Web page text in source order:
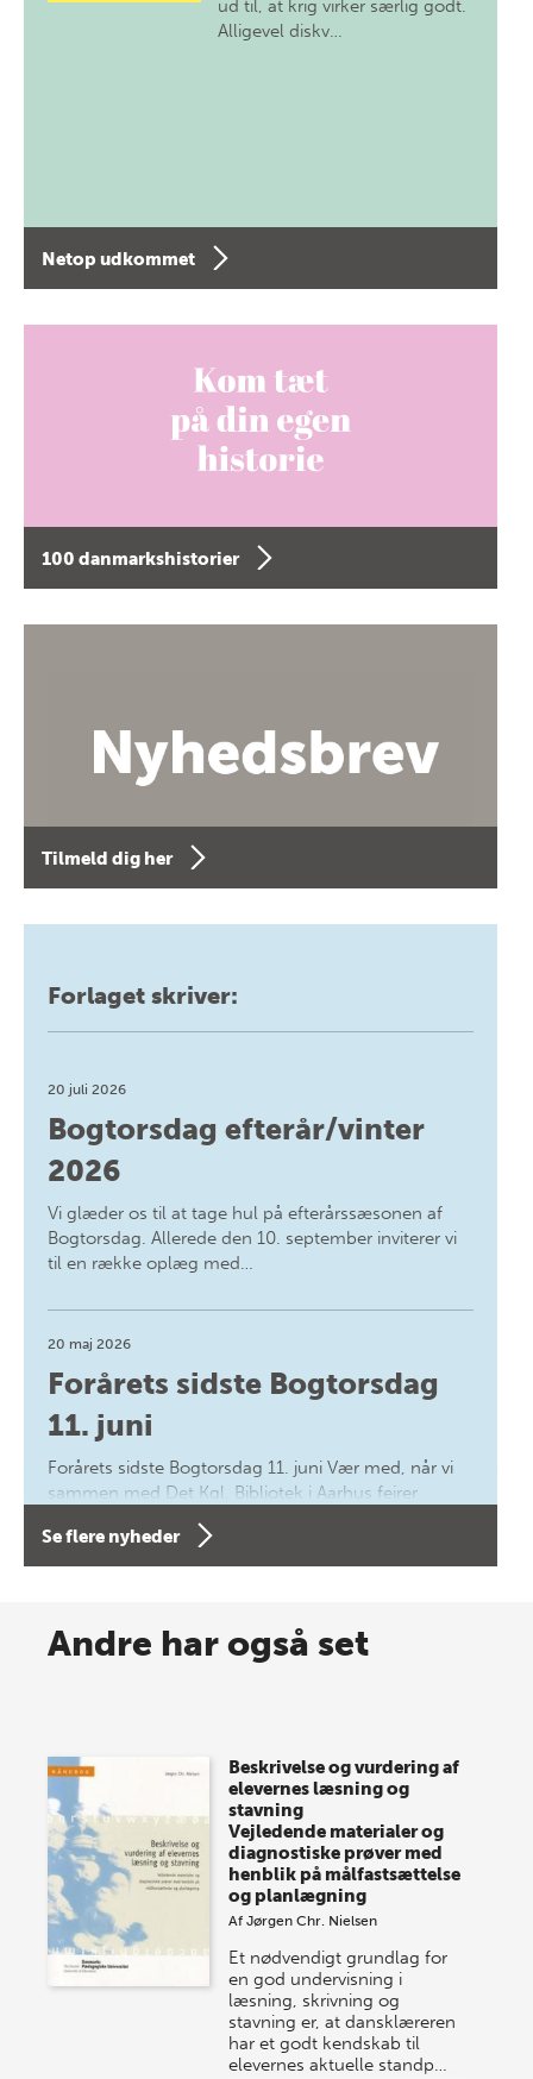
ud til, at krig virker særlig godt.
Alligevel diskv…
Netop udkommet
100 danmarkshistorier
Tilmeld dig her
Forlaget skriver:
20 juli 2026
Bogtorsdag efterår/vinter
2026
Vi glæder os til at tage hul på efterårssæsonen af
Bogtorsdag. Allerede den 10. september inviterer vi
til en række oplæg med…
20 maj 2026
Forårets sidste Bogtorsdag
11. juni
Forårets sidste Bogtorsdag 11. juni Vær med, når vi
sammen med Det Kgl. Bibliotek i Aarhus fejrer
forfatterne bag vores nyes…
Spar op til 70% til sommer-
onsdag den 10. j…
Se flere nyheder
Andre har også set
Beskrivelse og vurdering af
elevernes læsning og
stavning
Vejledende materialer og
diagnostiske prøver med
henblik på målfastsættelse
og planlægning
AfJørgen Chr. Nielsen
Et nødvendigt grundlag for
en god undervisning i
læsning, skrivning og
stavning er, at dansklæreren
har et godt kendskab til
elevernes aktuelle standp…